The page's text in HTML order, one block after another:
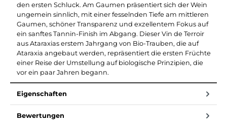
den ersten Schluck. Am Gaumen präsentiert sich der Wein
ungemein sinnlich, mit einer fesselnden Tiefe am mittleren
Gaumen, schöner Transparenz und exzellentem Fokus auf
ein sanftes Tannin-Finish im Abgang. Dieser Vin de Terroir
aus Ataraxias erstem Jahrgang von Bio-Trauben, die auf
Ataraxia angebaut werden, repräsentiert die ersten Früchte
einer Reise der Umstellung auf biologische Prinzipien, die
vor ein paar Jahren begann.
Eigenschaften
Bewertungen